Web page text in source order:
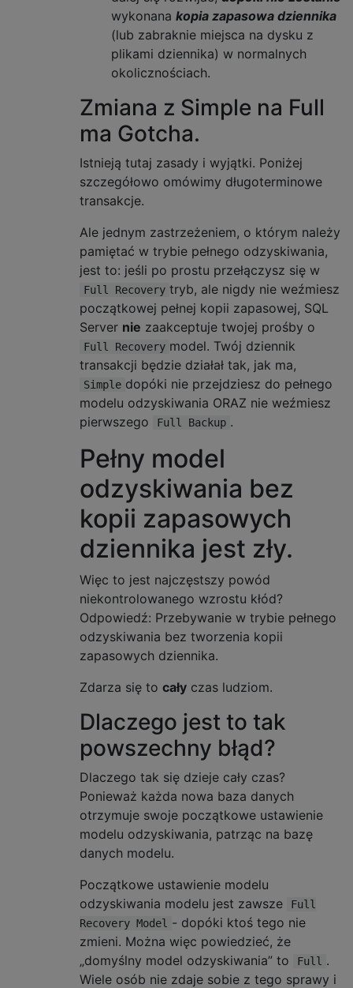
wykonana kopia zapasowa dziennika
(lub zabraknie miejsca na dysku z
plikami dziennika) w normalnych
okolicznościach.
Zmiana z Simple na Full
ma Gotcha.
Istnieją tutaj zasady i wyjątki. Poniżej
szczegółowo omówimy długoterminowe
transakcje.
Ale jednym zastrzeżeniem, o którym należy
pamiętać w trybie pełnego odzyskiwania,
jest to: jeśli po prostu przełączysz się w
Full Recovery tryb, ale nigdy nie weźmiesz
początkowej pełnej kopii zapasowej, SQL
Server nie zaakceptuje twojej prośby o
Full Recovery model. Twój dziennik
transakcji będzie działał tak, jak ma,
Simple dopóki nie przejdziesz do pełnego
modelu odzyskiwania ORAZ nie weźmiesz
pierwszego
Full Backup .
Pełny model
odzyskiwania bez
kopii zapasowych
dziennika jest zły.
Więc to jest najczęstszy powód
niekontrolowanego wzrostu kłód?
Odpowiedź: Przebywanie w trybie pełnego
odzyskiwania bez tworzenia kopii
zapasowych dziennika.
Zdarza się to cały czas ludziom.
Dlaczego jest to tak
powszechny błąd?
Dlaczego tak się dzieje cały czas?
Ponieważ każda nowa baza danych
otrzymuje swoje początkowe ustawienie
modelu odzyskiwania, patrząc na bazę
danych modelu.
Początkowe ustawienie modelu
odzyskiwania modelu jest zawsze
Full
Recovery Model - dopóki ktoś tego nie
zmieni. Można więc powiedzieć, że
„domyślny model odzyskiwania” to
Full .
Wiele osób nie zdaje sobie z tego sprawy i